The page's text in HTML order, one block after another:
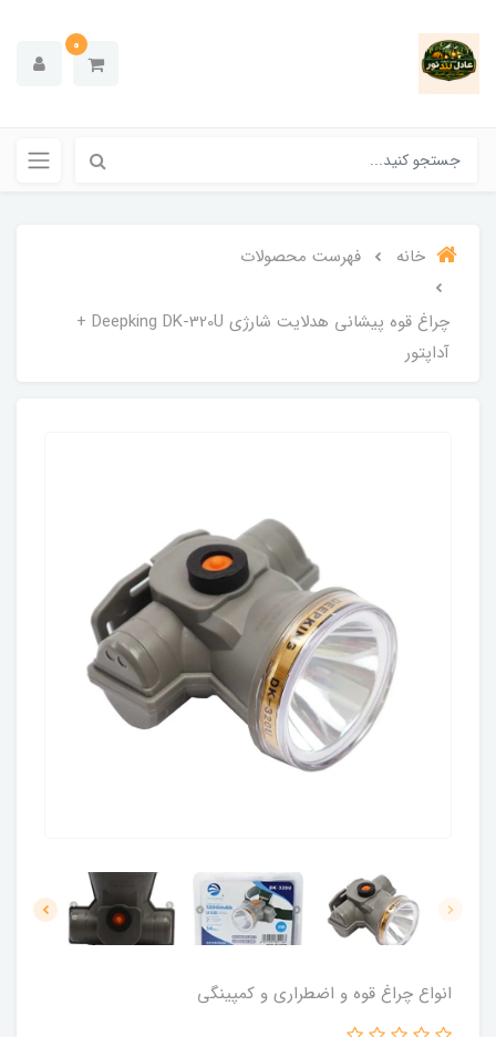
0
خانه فهرست محصولات
چراغ قوه پیشانی هدلایت شارژی Deepking DK-320U +
آداپتور
انواع چراغ قوه و اضطراری و کمپینگی